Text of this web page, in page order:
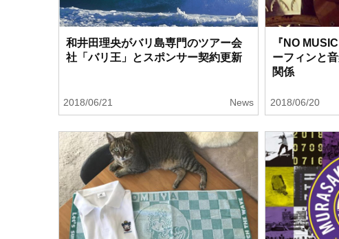
和井田理央がバリ島専門のツアー会
社「バリ王」とスポンサー契約更新
2018/06/21 News
『NO
ーフィンと
関係
2018/06/20